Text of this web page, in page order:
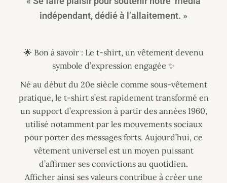
indépendant, dédié à l’allaitement. »
🌟 Bon à savoir : Le t-shirt, un vêtement devenu
symbole d’expression engagée ✨
Né au début du 20e siècle comme sous-vêtement
pratique, le t-shirt s’est rapidement transformé en
un support d’expression à partir des années 1960,
utilisé notamment par les mouvements sociaux
pour porter des messages forts. Aujourd’hui, ce
vêtement universel est un moyen puissant
d’affirmer ses convictions au quotidien.
Afficher ainsi ses valeurs contribue à créer une